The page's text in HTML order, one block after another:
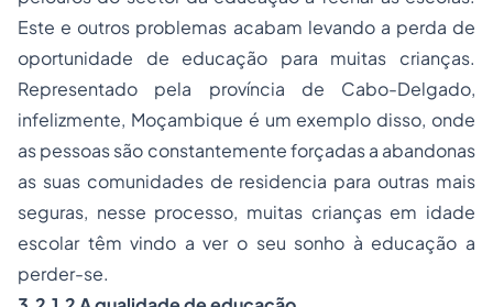
Este e outros problemas acabam levando a perda de
oportunidade de educação para muitas crianças.
Representado pela província de Cabo-Delgado,
infelizmente, Moçambique é um exemplo disso, onde
as pessoas são constantemente forçadas a abandonas
as suas comunidades de residencia para outras mais
seguras, nesse processo, muitas crianças em idade
escolar têm vindo a ver o seu sonho à educação a
perder-se.